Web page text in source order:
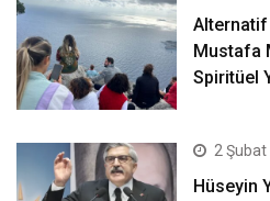
Alternatif
Mustafa
Spiritüel
2 Şubat
Hüseyin